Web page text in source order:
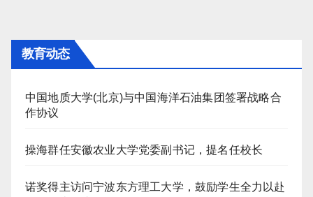
教育动态
中国地质大学(北京)与中国海洋石油集团签署战略合
作协议
操海群任安徽农业大学党委副书记，提名任校长
诺奖得主访问宁波东方理工大学，鼓励学生全力以赴